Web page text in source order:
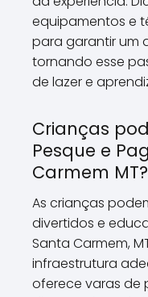
equipamentos e
para garantir um
tornando esse
de lazer e
Crianças
Pesque e
Carmem MT?
As crianças
divertidos e
Santa Carmem,
infraestrutura
oferece varas de